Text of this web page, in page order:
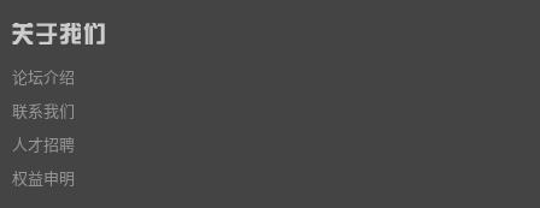
论坛介绍
联系我们
人才招聘
权益申明